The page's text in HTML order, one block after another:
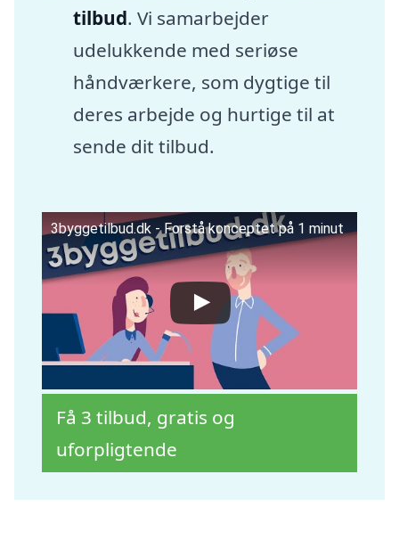
tilbud. Vi samarbejder
udelukkende med seriøse
håndværkere, som dygtige til
deres arbejde og hurtige til at
sende dit tilbud.
3byggetilbud.dk - Forstå konceptet på 1 minut
Få 3 tilbud, gratis og
uforpligtende